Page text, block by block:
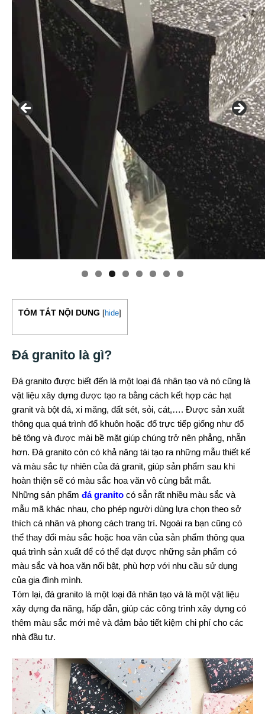
TÓM TẮT NỘI DUNG [hide]
Đá granito là gì?
Đá granito được biết đến là một loại đá nhân tạo và nó cũng là
vật liệu xây dựng được tạo ra bằng cách kết hợp các hạt
granit và bột đá, xi măng, đất sét, sỏi, cát,…. Được sản xuất
thông qua quá trình đổ khuôn hoặc đổ trực tiếp giống như đổ
bê tông và được mài bề mặt giúp chúng trở nên phẳng, nhẵn
hơn. Đá granito còn có khả năng tái tạo ra những mẫu thiết kế
và màu sắc tự nhiên của đá granit, giúp sản phẩm sau khi
hoàn thiện sẽ có màu sắc hoa văn vô cùng bắt mắt.
Những sản phẩm đá granito có sẵn rất nhiều màu sắc và
mẫu mã khác nhau, cho phép người dùng lựa chọn theo sở
thích cá nhân và phong cách trang trí. Ngoài ra bạn cũng có
thể thay đổi màu sắc hoặc hoa văn của sản phẩm thông qua
quá trình sản xuất để có thể đạt được những sản phẩm có
màu sắc và hoa văn nổi bật, phù hợp với nhu cầu sử dụng
của gia đình mình.
Tóm lại, đá granito là một loại đá nhân tạo và là một vật liệu
xây dựng đa năng, hấp dẫn, giúp các công trình xây dựng có
thêm màu sắc mới mẻ và đảm bảo tiết kiệm chi phí cho các
nhà đầu tư.